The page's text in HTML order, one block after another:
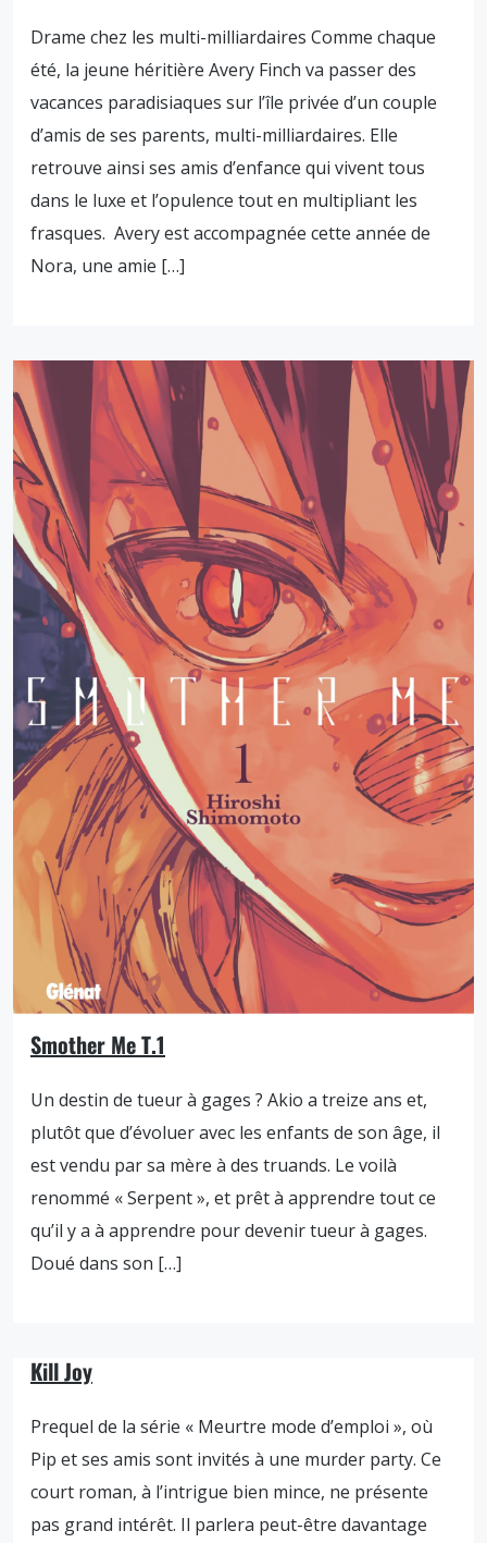
Drame chez les multi-milliardaires Comme chaque
été, la jeune héritière Avery Finch va passer des
vacances paradisiaques sur l’île privée d’un couple
d’amis de ses parents, multi-milliardaires. Elle
retrouve ainsi ses amis d’enfance qui vivent tous
dans le luxe et l’opulence tout en multipliant les
frasques. Avery est accompagnée cette année de
Nora, une amie […]
Smother Me T.1
Un destin de tueur à gages ? Akio a treize ans et,
plutôt que d’évoluer avec les enfants de son âge, il
est vendu par sa mère à des truands. Le voilà
renommé « Serpent », et prêt à apprendre tout ce
qu’il y a à apprendre pour devenir tueur à gages.
Doué dans son […]
Kill Joy
Prequel de la série « Meurtre mode d’emploi », où
Pip et ses amis sont invités à une murder party. Ce
court roman, à l’intrigue bien mince, ne présente
pas grand intérêt. Il parlera peut-être davantage